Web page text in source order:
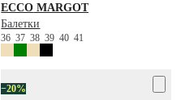
ECCO MARGOT
Балетки
363738394041
−20%